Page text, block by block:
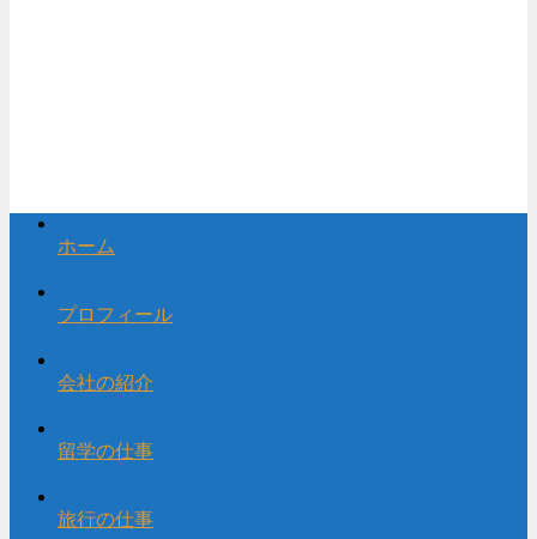
ホーム
プロフィール
会社の紹介
留学の仕事
旅行の仕事